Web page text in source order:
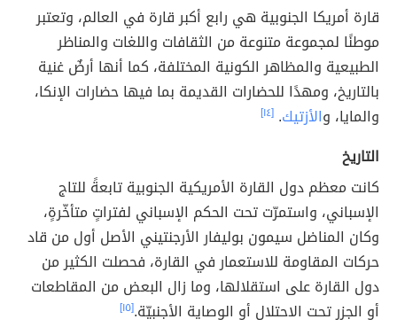
قارة أمريكا الجنوبية هي رابع أكبر قارة في العالم، وتعتبر
موطنًا لمجموعة متنوعة من الثقافات واللغات والمناظر
الطبيعية والمظاهر الكونية المختلفة، كما أنها أرضٌ غنية
بالتاريخ، ومهدًا للحضارات القديمة بما فيها حضارات الإنكا،
والمايا، والأزتيك. [١٤]
التاريخ
كانت معظم دول القارة الأمريكية الجنوبية تابعةً للتاج
الإسباني، واستمرّت تحت الحكم الإسباني لفتراتٍ متأخّرةٍ،
وكان المناضل سيمون بوليفار الأرجنتيني الأصل أول من قاد
حركات المقاومة للاستعمار في القارة، فحصلت الكثير من
دول القارة على استقلالها، وما زال البعض من المقاطعات
أو الجزر تحت الاحتلال أو الوصاية الأجنبيّة.[١٥]